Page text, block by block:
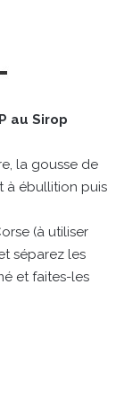
au Sirop
la gousse de
à ébullition puis
(à utiliser
séparez les
et faites-les